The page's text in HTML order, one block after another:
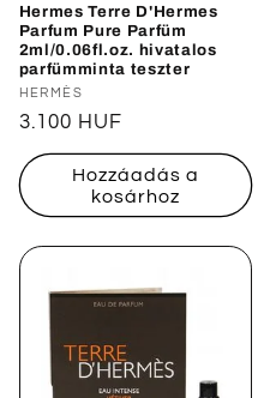
Hermes Terre D'Hermes
Parfum Pure Parfüm
2ml/0.06fl.oz. hivatalos
parfümminta teszter
Forgalmazó:
HERMÈS
Normál
ár
3.100 HUF
Hozzáadás a
kosárhoz